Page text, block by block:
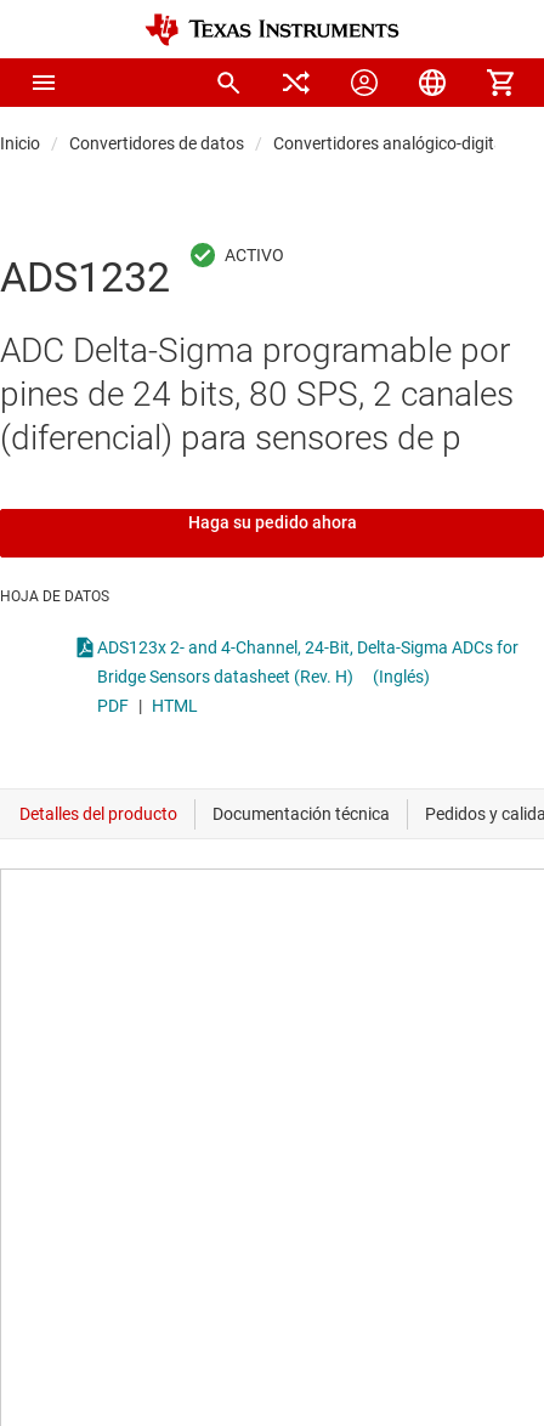
Inicio Convertidores de datos Convertidores analógico-digitales
ADS1232
ADC Delta-Sigma programable por
pines de 24 bits, 80 SPS, 2 canales
(diferencial) para sensores de p
Haga su pedido ahora
HOJA DE DATOS
ADS123x 2- and 4-Channel, 24-Bit, Delta-Sigma ADCs for
Bridge Sensors datasheet (Rev. H)
(Inglés)
PDF | HTML